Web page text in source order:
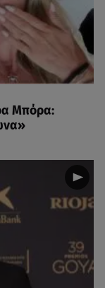
Μπόρα: